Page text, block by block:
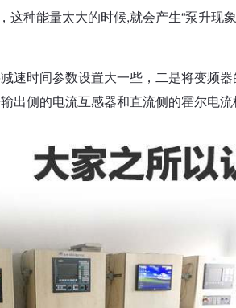
这种能量太大的时候,就会产生“泵升现
速时间参数设置大一些，二是将变频
出侧的电流互感器和直流侧的霍尔电流